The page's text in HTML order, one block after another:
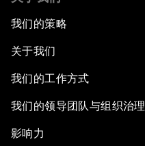
我们的策略
关于我们
我们的工作方式
我们的领导团队与组织治理
影响力